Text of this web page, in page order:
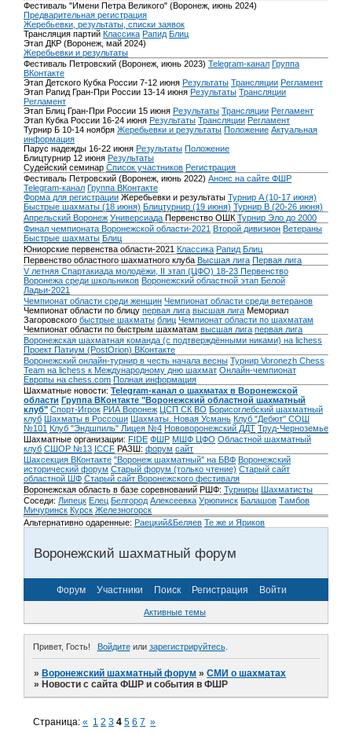
Фестиваль "Имени Петра Великого" (Воронеж, июнь 2024)
Предварительная регистрация
Жеребьевки, результаты, списки заявок
Трансляция партий Классика Рапид Блиц
Этап ДКР (Воронеж, май 2024)
Жеребьевки и результаты
Фестиваль Петровский (Воронеж, июнь 2023) Telegram-канал Группа
ВКонтакте
Этап Детского Кубка России 7-12 июня Результаты Трансляции Регламент
Этап Рапид Гран-При России 13-14 июня Результаты Трансляции
Регламент
Этап Блиц Гран-При России 15 июня Результаты Трансляции Регламент
Этап Кубка России 16-24 июня Результаты Трансляции Регламент
Турнир Б 10-14 ноября Жеребьевки и результаты Положение Актуальная
информация
Парус надежды 16-22 июня Результаты Положение
Блицтурнир 12 июня Результаты
Судейский семинар Список участников Регистрация
Фестиваль Петровский (Воронеж, июнь 2022) Анонс на сайте ФШР
Telegram-канал Группа ВКонтакте
Форма для регистрации Жеребьевки и результаты Турнир A (10-17 июня)
Быстрые шахматы (18 июня) Блицтурнир (19 июня) Турнир B (20-26 июня)
Апрельский Воронеж Универсиада Первенство ОШК Турнир Эло до 2000
Финал чемпионата Воронежской области-2021 Второй дивизион Ветераны
Быстрые шахматы Блиц
Юниорские первенства области-2021 Классика Рапид Блиц
Первенство областного шахматного клуба Высшая лига Первая лига
V летняя Спартакиада молодёжи, II этап (ЦФО) 18-23 Первенство
Воронежа среди школьников Воронежский областной этап Белой
Ладьи-2021
Чемпионат области среди женщин Чемпионат области среди ветеранов
Чемпионат области по блицу первая лига высшая лига Мемориал
Загоровского быстрые шахматы блиц Чемпионат области по шахматам
Чемпионат области по быстрым шахматам высшая лига первая лига
Воронежская шахматная команда (с подтверждёнными никами) на lichess
Проект Патиум (PostOrion) ВКонтакте
Воронежский онлайн-турнир в честь начала весны Турнир Voronezh Chess
Team на lichess к Международному дню шахмат Онлайн-чемпионат
Европы на chess.com Полная информация
Шахматные новости: Telegram-канал о шахматах в Воронежской
области Группа ВКонтакте "Воронежский областной шахматный
клуб" Спорт-Игрок РИА Воронеж ЦСП СК ВО Борисоглебский шахматный
клуб Шахматы в Россоши Шахматы. Новая Усмань Клуб "Дебют" СОШ
№101 Клуб "Эндшпиль" Лицея №4 Нововоронежский ДДТ Труд-Черноземье
Шахматные организации: FIDE ФШР МШФ ЦФО Областной шахматный
клуб СШОР №13 ICCF РАЗШ: форум сайт
Шахсекция ВКонтакте "Воронеж шахматный" на БВФ Воронежский
исторический форум Cтарый форум (только чтение) Старый сайт
областной ШФ Старый сайт Воронежского фестиваля
Воронежская область в базе соревнований РШФ: Турниры Шахматисты
Соседи: Липецк Елец Белгород Алексеевка Урюпинск Балашов Тамбов
Мичуринск Курск Железногорск
Альтернативно одаренные: Раецкий&Беляев Те же и Яриков
Воронежский шахматный форум
Форум Участники Поиск Регистрация Войти
Активные темы
Привет, Гость! Войдитеили зарегистрируйтесь.
»Воронежский шахматный форум »СМИ о шахматах
»Новости с сайта ФШР и события в ФШР
Страница:« 1 2 3 4 5 6 7 »